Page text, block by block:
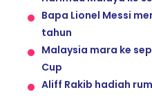
Bapa Lionel Messi
tahun
Malaysia mara ke
Cup
Aliff Rakib hadiah